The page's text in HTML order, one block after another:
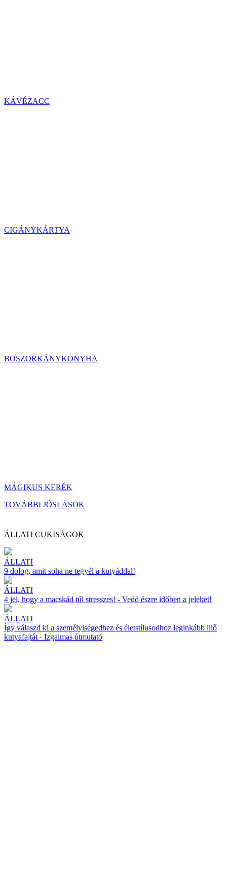
KÁVÉZACC
CIGÁNYKÁRTYA
BOSZORKÁNYKONYHA
MÁGIKUS KERÉK
TOVÁBBI JÓSLÁSOK
ÁLLATI CUKISÁGOK
ÁLLATI
9 dolog, amit soha ne tegyél a kutyáddal!
ÁLLATI
4 jel, hogy a macskád túl stresszes! - Vedd észre időben a jeleket!
ÁLLATI
Így válaszd ki a személyiségedhez és életstílusodhoz leginkább illő
kutyafajtát - Izgalmas útmutató